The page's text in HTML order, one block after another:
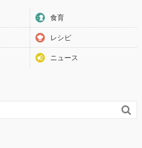
食育
レシピ
ニュース
